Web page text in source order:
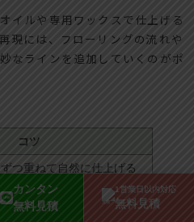
カンタン
無料見積
1営業日以内対応
無料見積
イルや専用ワックスで仕上げる
現には、フローリングの流れや
なラインを追加していくのがポ
コツ
つ重ねて自然に仕上げる
細い筆でラインを追加